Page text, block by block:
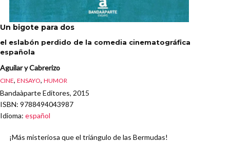
Un bigote para dos
el eslabón perdido de la comedia cinematográfica
española
Aguilar y Cabrerizo
CINE, ENSAYO, HUMOR
Bandaàparte Editores, 2015
ISBN: 9788494043987
Idioma: español
¡Más misteriosa que el triángulo de las Bermudas!